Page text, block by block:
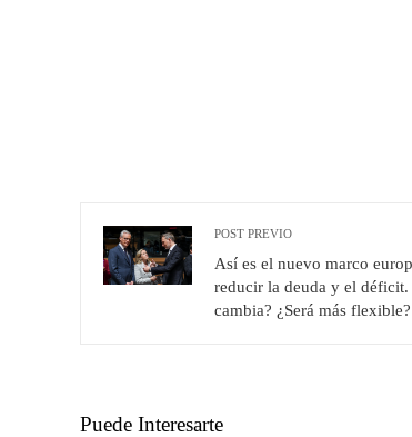
POST PREVIO
Así es el nuevo marco
reducir la deuda y el déficit.
cambia? ¿Será más
Puede Interesarte